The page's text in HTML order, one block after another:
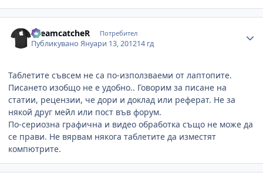
DreamcatcheR Потребител
ПубликуваноЯнуари 13, 201214 гд
Таблетите съвсем не са по-използваеми от лаптопите.
Писането изобщо не е удобно.. Говорим за писане на
статии, рецензии, че дори и доклад или реферат. Не за
някой друг мейл или пост във форум.
По-сериозна графична и видео обработка също не може да
се прави. Не вярвам някога таблетите да изместят
компютрите.